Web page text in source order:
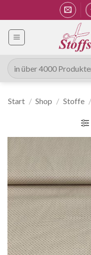
Inhalt
springen
Suche
nach:
Start / Shop / Stoffe /